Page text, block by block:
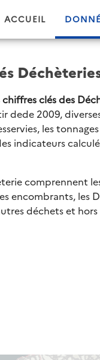
ACCUEIL
clés des
dede 2009,
les
indicateurs
comprennent
encombrants, les
déchets et